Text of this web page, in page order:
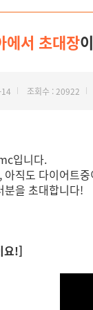
서 초대장
조회수 : 20922
입니다.
직도 다이어트
을 초대합니다!
요!]